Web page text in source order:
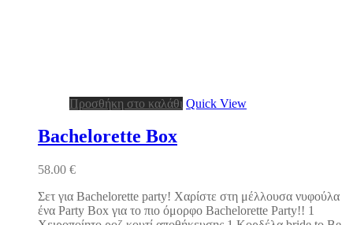
Προσθήκη στο καλάθι Quick View
Bachelorette Box
58.00 €
Σετ για Bachelorette party! Χαρίστε στη μέλλουσα νυφούλα
ένα Party Box για το πιο όμορφο Bachelorette Party!! 1